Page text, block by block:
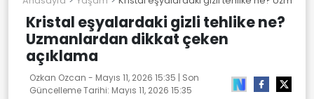
Kristal eşyalardaki gizli tehlike ne?
Uzmanlardan dikkat çeken
açıklama
Ozkan Ozcan - Mayıs 11, 2026 15:35 | Son
Güncelleme Tarihi: Mayıs 11, 2026 15:35